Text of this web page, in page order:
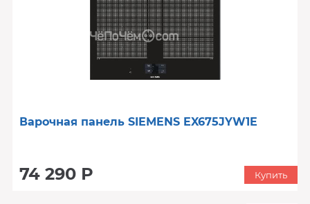
Варочная панель SIEMENS EX675JYW1E
74 290 Р Купить